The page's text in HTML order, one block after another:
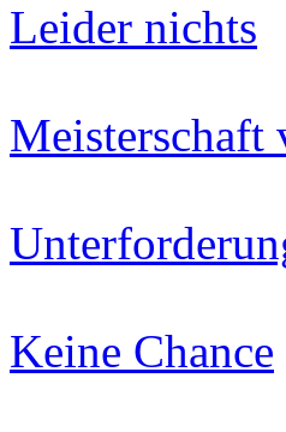
Leider nichts
Meisterschaft
Keine Chance